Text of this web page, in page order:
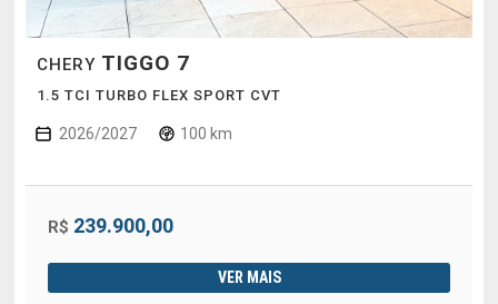
CHERY TIGGO 7
1.5 TCI TURBO FLEX SPORT CVT
2026/2027 100 km
R$ 239.900,00
VER MAIS